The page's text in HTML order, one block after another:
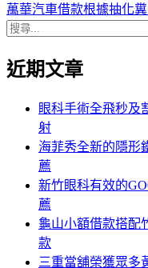
導
覽
文
一
章:
萬華汽車借款根據抽化
搜
關
近期文章
眼科手術全飛秒及
射
海菲秀全新的隱形
薦
新竹眼科有效的
薦
龜山小額借款搭配
款
三重當舖榮獲眾多